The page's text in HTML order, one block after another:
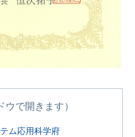
で開きます）
ム応用科学府